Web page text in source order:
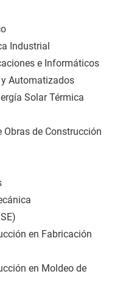
Industrial
e Informáticos
Automatizados
Solar Térmica
de Construcción
en Fabricación
en Moldeo de